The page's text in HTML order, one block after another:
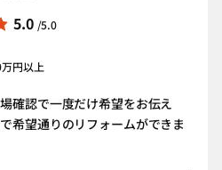
5.0 /5.0
円以上
確認で一度だけ希望をお伝え
希望通りのリフォームができま